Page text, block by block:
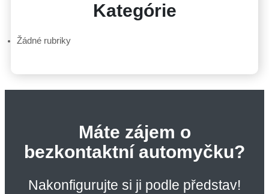
Kategórie
Žádné rubriky
Máte zájem o
bezkontaktní automyčku?
Nakonfigurujte si ji podle představ!